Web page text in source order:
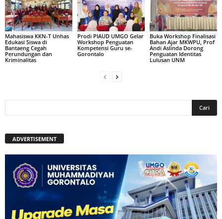
Mahasiswa KKN-T Unhas
Edukasi Siswa di
Bantaeng Cegah
Perundungan dan
Kriminalitas
Prodi PIAUD UMGO Gelar
Workshop Penguatan
Kompetensi Guru se-
Gorontalo
Buka Workshop Finalisasi
Bahan Ajar MKWPU, Prof
Andi Aslinda Dorong
Penguatan Identitas
Lulusan UNM
ADVERTISEMENT